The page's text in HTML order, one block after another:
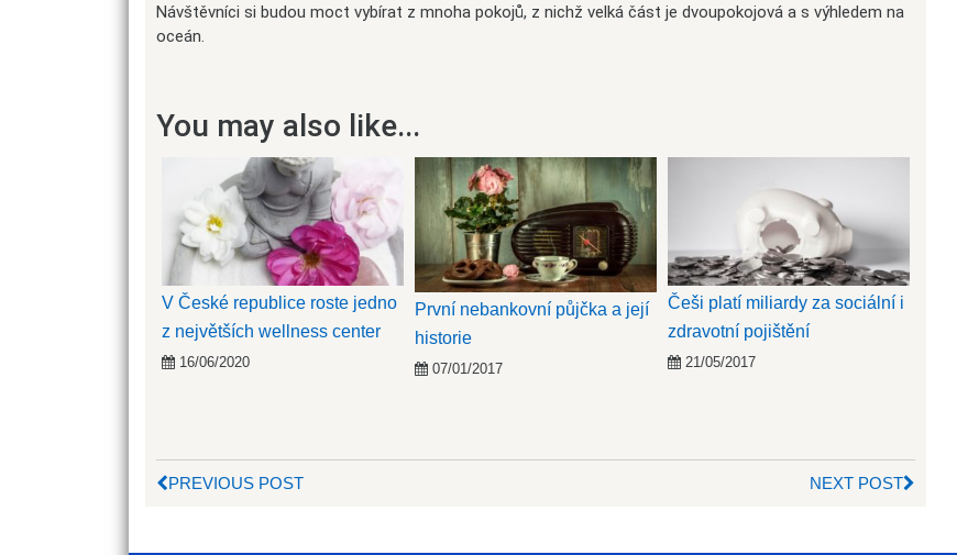
Návštěvníci si budou moct vybírat z mnoha pokojů, z nichž velká část je dvoupokojová a s výhledem na
oceán.
You may also like...
V České republice roste jedno
z největších wellness center
16/06/2020
První nebankovní půjčka a její
historie
07/01/2017
Češi platí miliardy za sociální i
zdravotní pojištění
21/05/2017
PREVIOUS POST NEXT POST